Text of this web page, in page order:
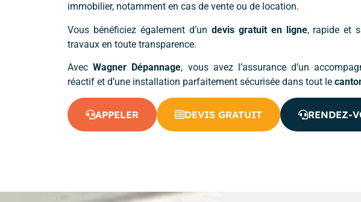
immobilier, notamment en cas de vente ou de location.
Vous bénéficiez également d’un devis gratuit en ligne, rapide et
travaux en toute transparence.
AvecWagner Dépannage, vous avez l’assurance d’un
réactif et d’une installation parfaitement sécurisée dans tout le
APPELER DEVIS GRATUIT RENDEZ-